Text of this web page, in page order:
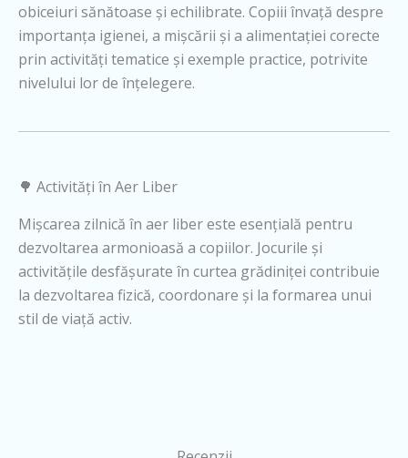
obiceiuri sănătoase și echilibrate. Copiii învață despre
importanța igienei, a mișcării și a alimentației corecte
prin activități tematice și exemple practice, potrivite
nivelului lor de înțelegere.
🌳 Activități în Aer Liber
Mișcarea zilnică în aer liber este esențială pentru
dezvoltarea armonioasă a copiilor. Jocurile și
activitățile desfășurate în curtea grădiniței contribuie
la dezvoltarea fizică, coordonare și la formarea unui
stil de viață activ.